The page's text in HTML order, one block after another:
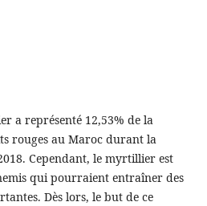
a représenté 12,53% de la
rouges au Maroc durant la
Cependant, le myrtillier est
qui pourraient entraîner des
Dès lors, le but de ce